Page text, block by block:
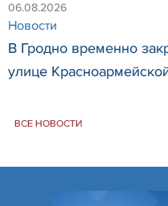
06.08.2026
Новости
В Гродно временно
улице
ВСЕ НОВОСТИ